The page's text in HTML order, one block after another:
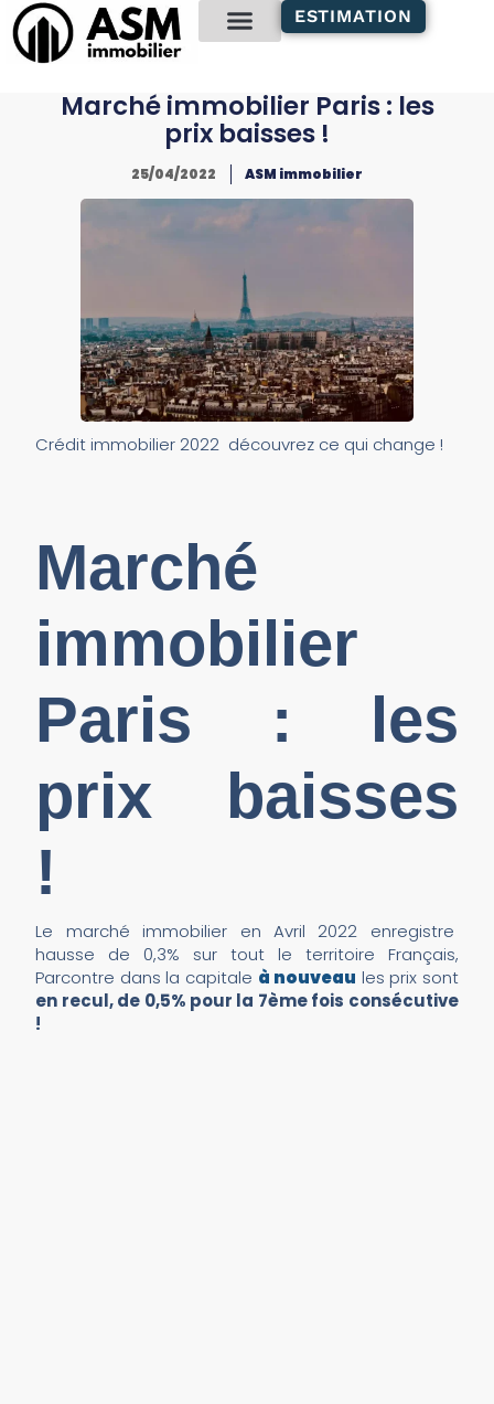
principal
ESTIMATION
Marché immobilier Paris : les
prix baisses !
25/04/2022 ASM immobilier
Crédit immobilier 2022 découvrez ce qui change !
Marché
immobilier
Paris : les
prix baisses
!
Le marché immobilier en Avril 2022 enregistre
hausse de 0,3% sur tout le territoire Français,
Parcontre dans la capitale à nouveau les prix sont
en recul, de 0,5% pour la 7ème fois consécutive
!